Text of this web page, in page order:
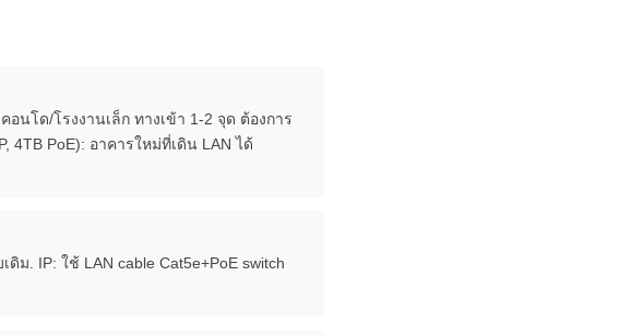
อนโด/โรงงานเล็ก ทางเข้า 1-2 จุด ต้องการ
4TB PoE): อาคารใหม่ที่เดิน LAN ได้
ม. IP: ใช้ LAN cable Cat5e+PoE switch